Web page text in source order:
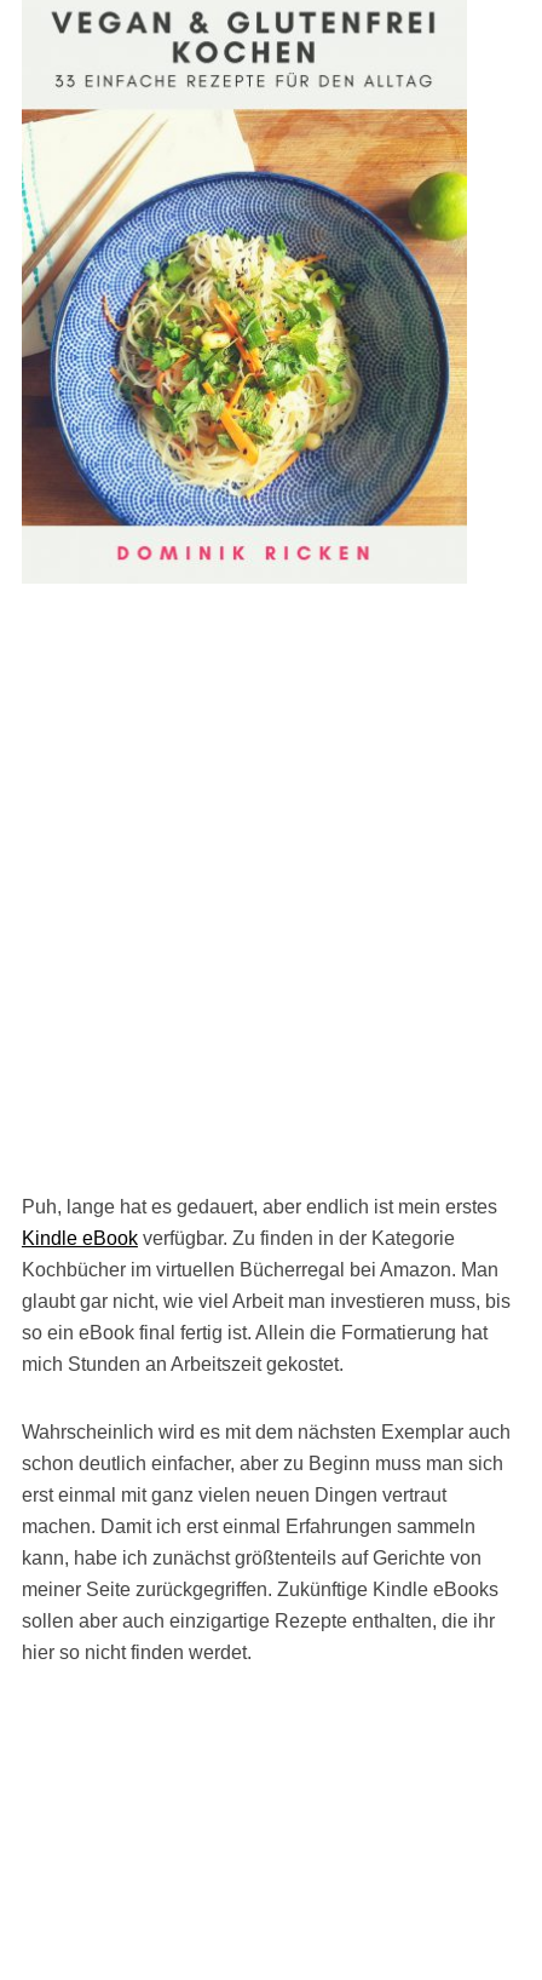
Puh, lange hat es gedauert, aber endlich ist mein erstes
Kindle eBookverfügbar. Zu finden in der Kategorie
Kochbücher im virtuellen Bücherregal bei Amazon. Man
glaubt gar nicht, wie viel Arbeit man investieren muss, bis
so ein eBook final fertig ist. Allein die Formatierung hat
mich Stunden an Arbeitszeit gekostet.
Wahrscheinlich wird es mit dem nächsten Exemplar auch
schon deutlich einfacher, aber zu Beginn muss man sich
erst einmal mit ganz vielen neuen Dingen vertraut
machen. Damit ich erst einmal Erfahrungen sammeln
kann, habe ich zunächst größtenteils auf Gerichte von
meiner Seite zurückgegriffen. Zukünftige Kindle eBooks
sollen aber auch einzigartige Rezepte enthalten, die ihr
hier so nicht finden werdet.